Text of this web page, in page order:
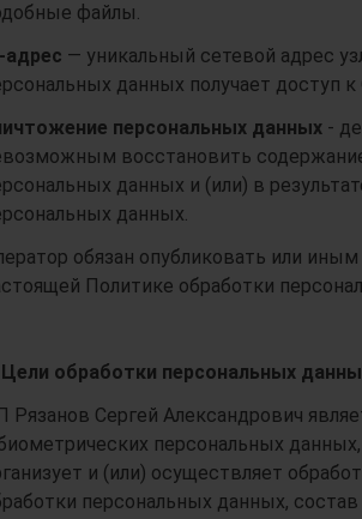
файлы.
адрес — уникальный сетевой адрес
данных получает доступ к
персональных данных -
восстановить
данных и (или) в
данных.
обязан опубликовать или
Политике обработки
Цели обработки персональных
Рязанов Сергей Александрович
персональных
и (или) осуществляет
персональных данных,